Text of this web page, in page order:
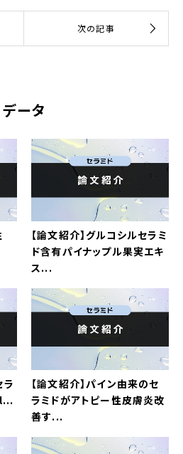
データ
【論文紹介】グルコシルセラミ
ド含有パイナップル果実エキ
ス...
ラ
【論文紹介】パイン由来のセ
ラミドがアトピー性皮膚炎改
善す...